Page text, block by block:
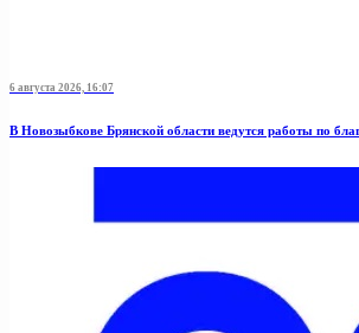
6 августа 2026, 16:07
В Новозыбкове Брянской области ведутся работы по